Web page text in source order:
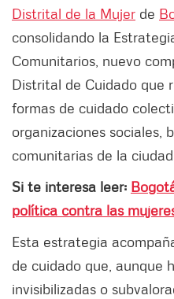
Distrital de la Mujer de
consolidando la
Comunitarios, nuevo
Distrital de Cuidado que
formas de cuidado
organizaciones sociales,
comunitarias de la
Si te interesa leer:
política contra las
Esta estrategia
de cuidado que, aunque
invisibilizadas o